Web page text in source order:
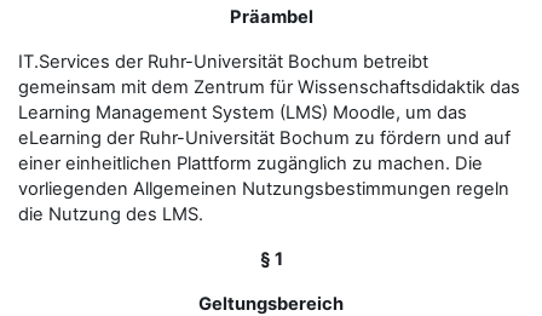
Präambel
IT.Services der Ruhr-Universität Bochum betreibt
gemeinsam mit dem Zentrum für Wissenschaftsdidaktik das
Learning Management System (LMS) Moodle, um das
eLearning der Ruhr-Universität Bochum zu fördern und auf
einer einheitlichen Plattform zugänglich zu machen. Die
vorliegenden Allgemeinen Nutzungsbestimmungen regeln
die Nutzung des LMS.
§ 1
Geltungsbereich